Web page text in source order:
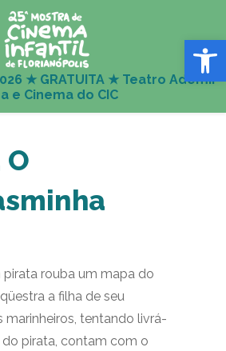
Abrir
pirata rouba um mapa do
a filha de seu
marinheiros, tentando livrá-
pirata, contam com o